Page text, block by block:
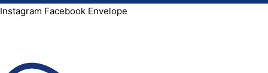
Instagram Facebook Envelope